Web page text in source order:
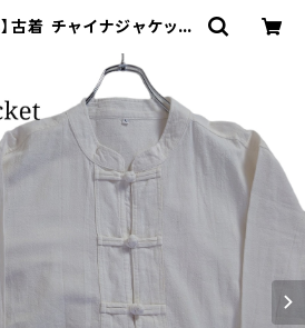
古着 チャイナジャケット
古着屋 9chord